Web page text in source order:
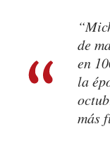
de
en
la
más